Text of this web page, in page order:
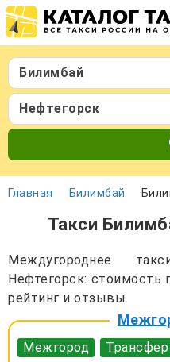
Билимбай
Нефтегорск
Главная Билимбай
Такси
Междугороднее
Нефтегорск: стоимость
рейтинг и отзывы.
Межгород Трансфер